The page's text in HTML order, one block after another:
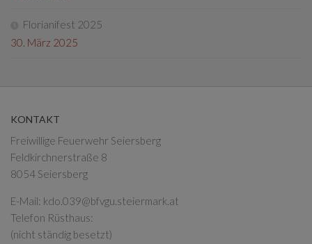
Florianifest 2025
30. März 2025
KONTAKT
Freiwillige Feuerwehr Seiersberg
Feldkirchnerstraße 8
8054 Seiersberg
E-Mail: kdo.039@bfvgu.steiermark.at
Telefon Rüsthaus:
(nicht ständig besetzt)